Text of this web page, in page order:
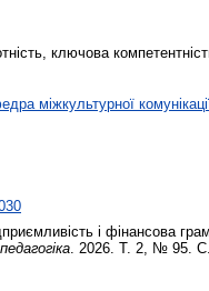
ключова
міжкультурної
і фінансова
. 2026. Т. 2, № 95.